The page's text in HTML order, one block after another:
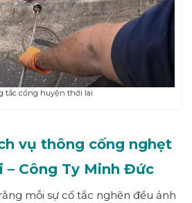
tắc cống huyện thới lai
vụ thông cống nghẹt
– Công Ty Minh Đức
mỗi sự cố tắc nghẽn đều ảnh